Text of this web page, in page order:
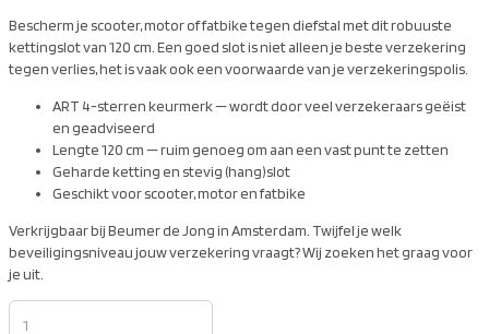
Bescherm je scooter, motor of fatbike tegen diefstal met dit robuuste
kettingslot van 120 cm. Een goed slot is niet alleen je beste verzekering
tegen verlies, het is vaak ook een voorwaarde van je verzekeringspolis.
ART 4-sterren keurmerk — wordt door veel verzekeraars geëist
en geadviseerd
Lengte 120 cm — ruim genoeg om aan een vast punt te zetten
Geharde ketting en stevig (hang)slot
Geschikt voor scooter, motor en fatbike
Verkrijgbaar bij Beumer de Jong in Amsterdam. Twijfel je welk
beveiligingsniveau jouw verzekering vraagt? Wij zoeken het graag voor
je uit.